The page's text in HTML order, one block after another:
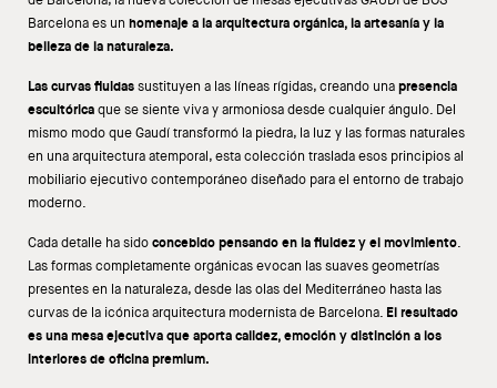
Barcelona es un homenaje a la arquitectura orgánica, la artesanía y la
belleza de la naturaleza.
Las curvas fluidassustituyen a las líneas rígidas, creando unapresencia
escultóricaque se siente viva y armoniosa desde cualquier ángulo. Del
mismo modo que Gaudí transformó la piedra, la luz y las formas naturales
en una arquitectura atemporal, esta colección traslada esos principios al
mobiliario ejecutivo contemporáneo diseñado para el entorno de trabajo
moderno.
Cada detalle ha sidoconcebido pensando en la fluidez y el movimiento.
Las formas completamente orgánicas evocan las suaves geometrías
presentes en la naturaleza, desde las olas del Mediterráneo hasta las
curvas de la icónica arquitectura modernista de Barcelona. El resultado
es una mesa ejecutiva que aporta calidez, emoción y distinción a los
interiores de oficina premium.